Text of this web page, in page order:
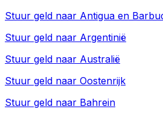
Stuur geld naar Antigua en
Stuur geld naar Argentinië
Stuur geld naar Australië
Stuur geld naar Oostenrijk
Stuur geld naar Bahrein